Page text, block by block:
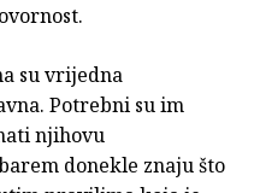
su vrijedna
Potrebni su im
njihovu
donekle znaju što